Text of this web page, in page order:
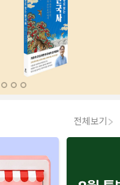
전체보기